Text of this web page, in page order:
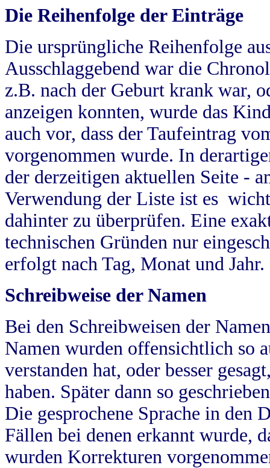
Die Reihenfolge der Einträge
Die ursprüngliche Reihenfolge
Ausschlaggebend war die
z.B. nach der Geburt krank war,
anzeigen konnten, wurde das
auch vor, dass der Taufeintrag
vorgenommen wurde. In
der derzeitigen aktuellen Seite -
Verwendung der Liste ist es
dahinter zu überprüfen. Eine
technischen Gründen nur
erfolgt nach Tag, Monat und Jahr.
Schreibweise der Namen
Bei den Schreibweisen der
Namen wurden offensichtlich so
verstanden hat, oder besser
haben. Später dann so
Die gesprochene Sprache in
Fällen bei denen erkannt wurde,
wurden Korrekturen